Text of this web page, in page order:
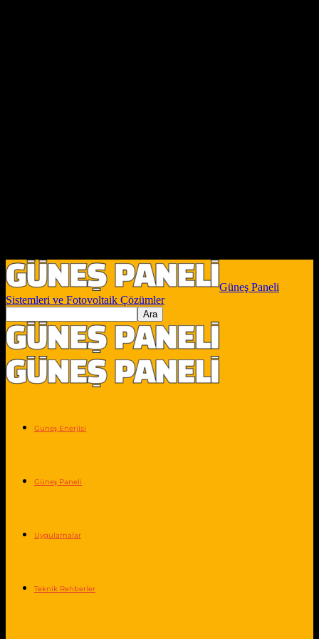
Güneş Paneli
Sistemleri ve Fotovoltaik Çözümler
Guneş Enerjisi
Güneş Paneli
Uygulamalar
Teknik Rehberler